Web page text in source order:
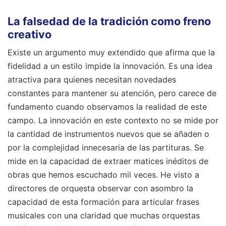
La falsedad de la tradición como freno
creativo
Existe un argumento muy extendido que afirma que la
fidelidad a un estilo impide la innovación. Es una idea
atractiva para quienes necesitan novedades
constantes para mantener su atención, pero carece de
fundamento cuando observamos la realidad de este
campo. La innovación en este contexto no se mide por
la cantidad de instrumentos nuevos que se añaden o
por la complejidad innecesaria de las partituras. Se
mide en la capacidad de extraer matices inéditos de
obras que hemos escuchado mil veces. He visto a
directores de orquesta observar con asombro la
capacidad de esta formación para articular frases
musicales con una claridad que muchas orquestas